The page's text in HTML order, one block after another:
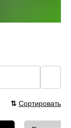
⇅ Сортировать